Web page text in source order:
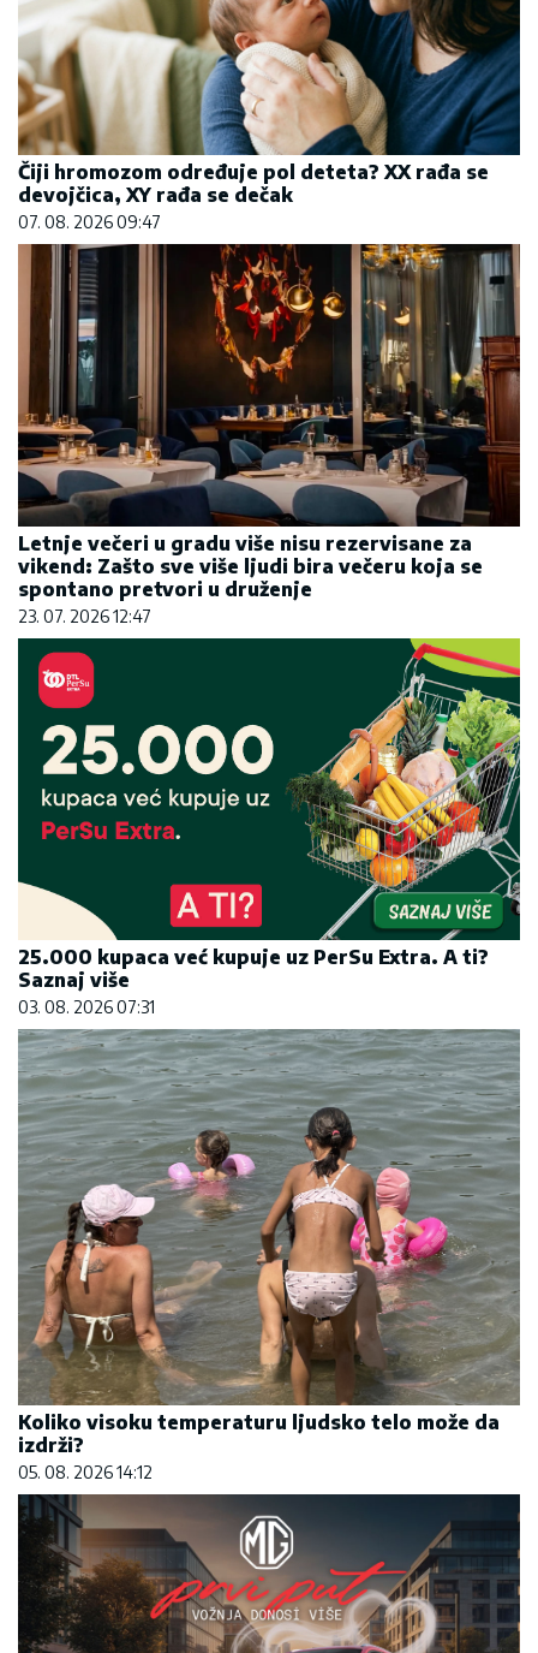
Čiji hromozom određuje pol deteta? XX rađa se
devojčica, XY rađa se dečak
07. 08. 2026 09:47
Letnje večeri u gradu više nisu rezervisane za
vikend: Zašto sve više ljudi bira večeru koja se
spontano pretvori u druženje
23. 07. 2026 12:47
25.000 kupaca već kupuje uz PerSu Extra. A ti?
Saznaj više
03. 08. 2026 07:31
Koliko visoku temperaturu ljudsko telo može da
izdrži?
05. 08. 2026 14:12